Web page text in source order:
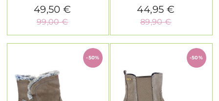
49,50 €
99,00 €
44,95 €
89,90 €
-50% -50%